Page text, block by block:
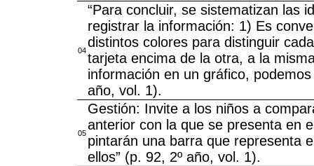
04
“Para concluir, se sistematizan las
registrar la información: 1) Es
distintos colores para distinguir
tarjeta encima de la otra, a la
información en un gráfico,
año, vol. 1).
05
Gestión: Invite a los niños a
anterior con la que se presenta en
pintarán una barra que representa
ellos” (p. 92, 2º año, vol. 1).